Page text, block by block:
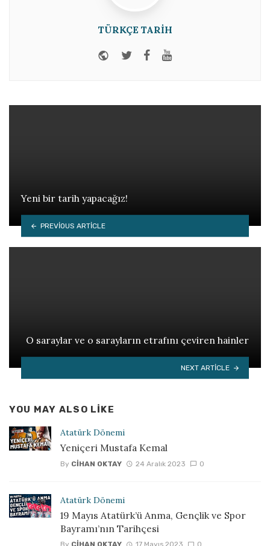
TÜRKÇE TARIH
Website
TwitterFacebook
Yeni bir tarih yapacağız!
PREVIOUS ARTICLE
O saraylar ve o sarayların etrafını çeviren hainler
NEXT ARTICLE
YOU MAY ALSO LIKE
Atatürk Dönemi
Yeniçeri Mustafa Kemal
By CIHAN OKTAY 24 Aralık 2023 0
Atatürk Dönemi
19 Mayıs Atatürk’ü Anma, Gençlik ve Spor
Bayramı’nın Tarihçesi
By CIHAN OKTAY 17 Mayıs 2023 0